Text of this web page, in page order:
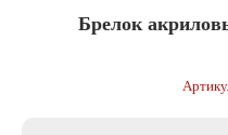
Брелок